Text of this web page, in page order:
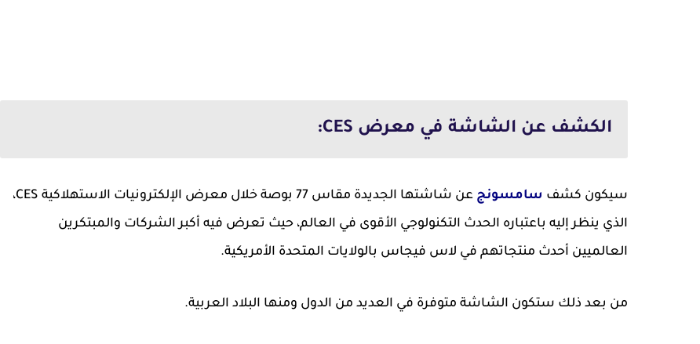
الكشف عن الشاشة في معرض CES:
سيكون كشف سامسونج
عن شاشتها الجديدة مقاس 77 بوصة خلال معرض الإلكترونيات الاستهلاكية CES،
الذي ينظر إليه باعتباره الحدث التكنولوجي الأقوى في العالم، حيث تعرض فيه أكبر الشركات والمبتكرين
العالميين أحدث منتجاتهم في لاس فيجاس بالولايات المتحدة الأمريكية.
من بعد ذلك ستكون الشاشة متوفرة في العديد من الدول ومنها البلاد العربية.